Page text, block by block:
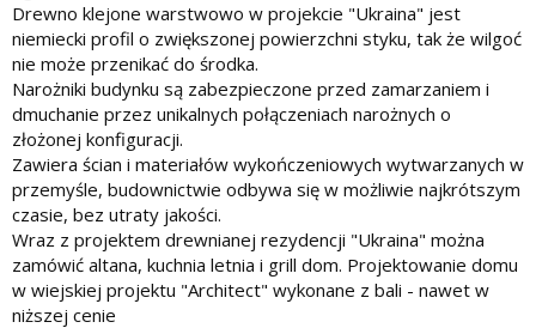
Drewno klejone warstwowo w projekcie "Ukraina" jest
niemiecki profil o zwiększonej powierzchni styku, tak że wilgoć
nie może przenikać do środka.
Narożniki budynku są zabezpieczone przed zamarzaniem i
dmuchanie przez unikalnych połączeniach narożnych o
złożonej konfiguracji.
Zawiera ścian i materiałów wykończeniowych wytwarzanych w
przemyśle, budownictwie odbywa się w możliwie najkrótszym
czasie, bez utraty jakości.
Wraz z projektem drewnianej rezydencji "Ukraina" można
zamówić altana, kuchnia letnia i grill dom. Projektowanie domu
w wiejskiej projektu "Architect" wykonane z bali - nawet w
niższej cenie